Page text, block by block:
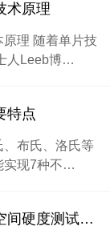
术原理
理 随着单片技
人Leeb博…
特点
布氏、洛氏等
实现7种不…
模具硬度计对于狭小空间硬度测试的独特性